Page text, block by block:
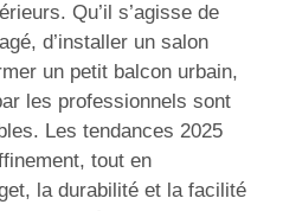
Qu’il s’agisse de
d’installer un salon
un petit balcon urbain,
les professionnels sont
Les tendances 2025
tout en
la durabilité et la facilité